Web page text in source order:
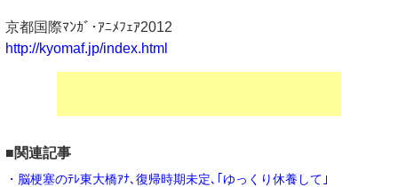
京都国際ﾏﾝｶﾞ･ｱﾆﾒﾌｪｱ2012
http://kyomaf.jp/index.html
■関連記事
・脳梗塞のﾃﾚ東大橋ｱﾅ､復帰時期未定､｢ゆっくり休養して｣